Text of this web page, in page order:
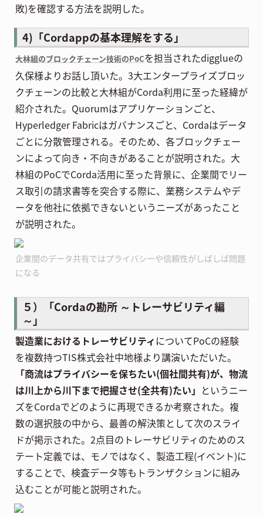
敗)を確認する方法を説明した。
4)「Cordappの基本理解をする」
大林組のブロックチェーン技術のPoCを担当されたdigglueの
久保様よりお話し頂いた。3大エンタープライズブロッ
クチェーンの比較と大林組がCorda利用に至った経緯が
紹介された。Quorumはアプリケーションごと、
Hyperledger Fabricはガバナンスごと、Cordaはデータ
ごとに分散管理される。そのため、各ブロックチェー
ンによって向き・不向きがあることが説明された。大
林組のPoCでCorda活用に至った背景に、企業間でリー
ス取引の請求書等を突合する際に、業務システムやデ
ータを他社に依拠できないというニーズがあったこと
が説明された。
企業間のデータ共有ではプライバシーや信頼性がしばしば問題
になる
５）「Cordaの勘所 ～トレーサビリティ編
～」
製造業におけるトレーサビリティ についてPoCの経験
を複数持つTIS株式会社中地様より講演いただいた。
「商流はプライバシーを保ちたい(個社間共有)が、物流
は川上から川下まで把握させ(全共有)たい」 というニー
ズをCordaでどのように再現できるか考察された。複
数の選択肢の中から、最善の解決策として次のスライ
ドが掲示された。2点目のトレーサビリティのためのス
テート定義では、モノではなく、製造工程(イベント)に
することで、検査データ等もトランザクションに組み
込むことが可能と説明された。